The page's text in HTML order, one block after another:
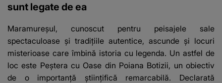
sunt legate de ea
Maramureșul, cunoscut pentru peisajele sale
spectaculoase și tradițiile autentice, ascunde și locuri
misterioase care îmbină istoria cu legenda. Un astfel de
loc este Peștera cu Oase din Poiana Botizii, un obiectiv
de o importanță științifică remarcabilă. Declarată